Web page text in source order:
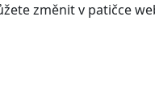
změnit v patičce